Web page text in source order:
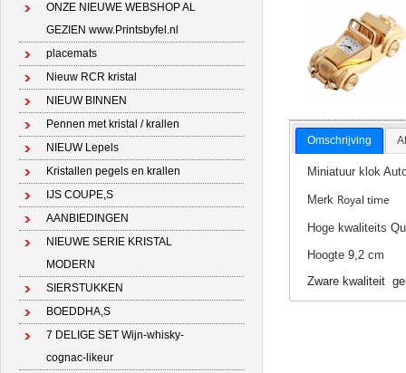
ONZE NIEUWE WEBSHOP AL
GEZIEN www.Printsbyfel.nl
placemats
Nieuw RCR kristal
NIEUW BINNEN
Pennen met kristal / krallen
NIEUW Lepels
Kristallen pegels en krallen
IJS COUPE,S
AANBIEDINGEN
NIEUWE SERIE KRISTAL
MODERN
SIERSTUKKEN
BOEDDHA,S
7 DELIGE SET Wijn-whisky-
cognac-likeur
Omschrijving
Miniatuur klok
Merk Royal time
Hoge kwaliteits
Hoogte 9,2 cm
Zware kwaliteit